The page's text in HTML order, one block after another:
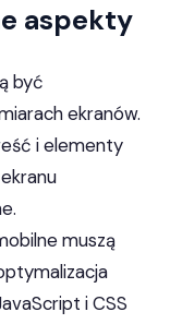
aspekty
być
ekranów.
i elementy
muszą
i CSS